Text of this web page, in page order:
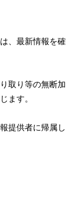
、最新情報を確
取り等の無断加
ます。
提供者に帰属し